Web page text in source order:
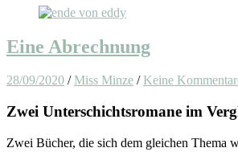
Eine Abrechnung
28/09/2020 /Miss Minze /Keine
Zwei Unterschichtsromane im
Zwei Bücher, die sich dem gleichen Thema